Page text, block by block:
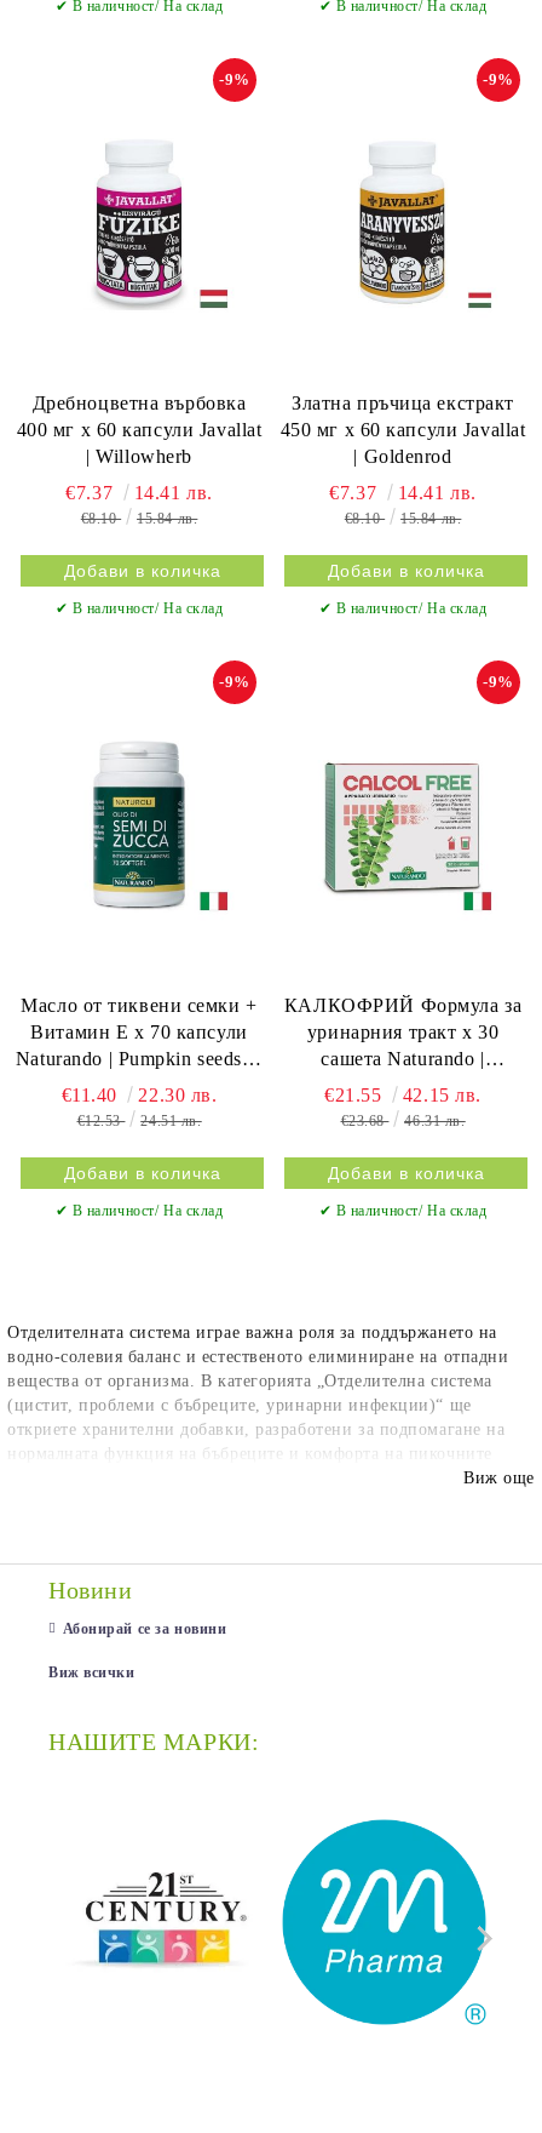
✔ В наличност/ На склад ✔ В наличност/ На склад
Дребноцветна върбовка
400 мг x 60 капсули Javallat
| Willowherb
-9%
€7.37 14.41 лв.
€8.10 15.84 лв.
✔ В наличност/ На склад
Златна пръчица екстракт
450 мг х 60 капсули Javallat
| Goldenrod
-9%
€7.37 14.41 лв.
€8.10 15.84 лв.
✔ В наличност/ На склад
Масло от тиквени семки +
Витамин Е х 70 капсули
Naturando | Pumpkin seeds &
Vitamin E
-9%
€11.40 22.30 лв.
€12.53 24.51 лв.
✔ В наличност/ На склад
КАЛКОФРИЙ Формула за
уринарния тракт х 30
сашета Naturando |
Calcolfree
-9%
€21.55 42.15 лв.
€23.68 46.31 лв.
✔ В наличност/ На склад
Отделителната система играе важна роля за поддържането на
водно-солевия баланс и естественото елиминиране на отпадни
вещества от организма. В категорията „Отделителна система
(цистит, проблеми с бъбреците, уринарни инфекции)“ ще
откриете хранителни добавки, разработени за подпомагане на
нормалната функция на бъбреците и комфорта на пикочните
пътища. Предлагаме формули с червена боровинка, D-маноза,
състояние на отделителната система.
Виж още
Новини
Абонирай се за новини
Виж всички
НАШИТЕ МАРКИ: